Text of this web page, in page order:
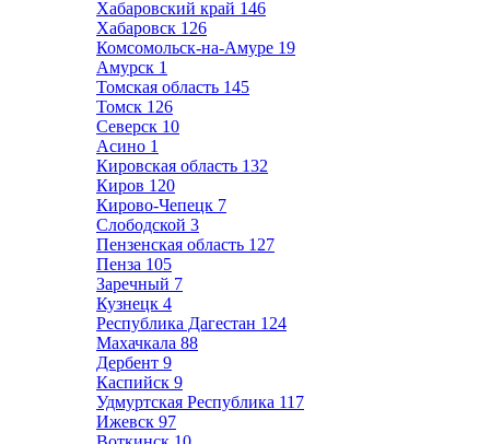
Хабаровский край 146
Хабаровск 126
Комсомольск-на-Амуре 19
Амурск 1
Томская область 145
Томск 126
Северск 10
Асино 1
Кировская область 132
Киров 120
Кирово-Чепецк 7
Слободской 3
Пензенская область 127
Пенза 105
Заречный 7
Кузнецк 4
Республика Дагестан 124
Махачкала 88
Дербент 9
Каспийск 9
Удмуртская Республика 117
Ижевск 97